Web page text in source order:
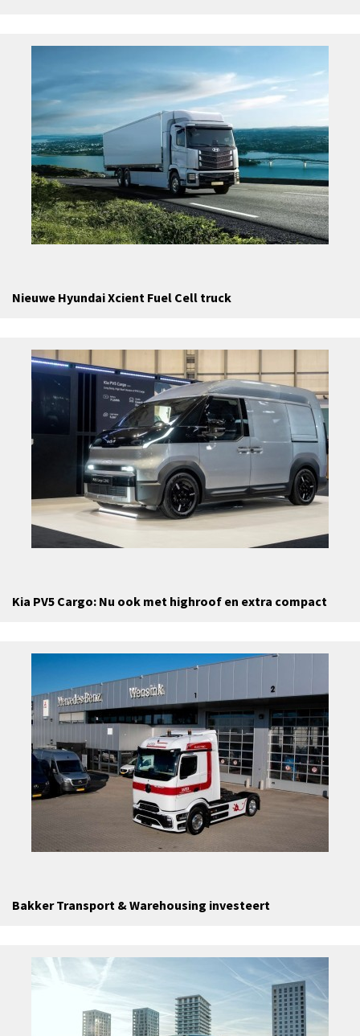
Nieuwe Hyundai Xcient Fuel Cell truck
Kia PV5 Cargo: Nu ook met highroof en extra compact
Bakker Transport & Warehousing investeert